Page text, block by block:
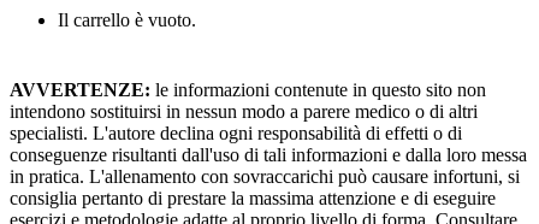
Il carrello è vuoto.
AVVERTENZE: le informazioni contenute in questo sito non
intendono sostituirsi in nessun modo a parere medico o di altri
specialisti. L'autore declina ogni responsabilità di effetti o di
conseguenze risultanti dall'uso di tali informazioni e dalla loro messa
in pratica. L'allenamento con sovraccarichi può causare infortuni, si
consiglia pertanto di prestare la massima attenzione e di eseguire
esercizi e metodologie adatte al proprio livello di forma. Consultare